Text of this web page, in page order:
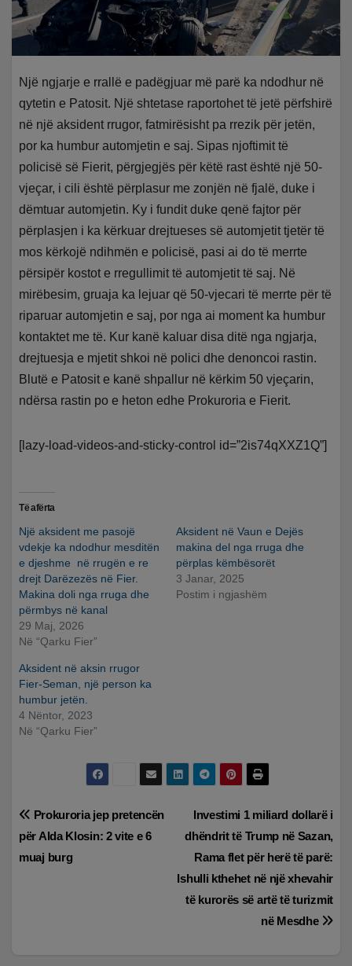
Një ngjarje e rrallë e padëgjuar më parë ka ndodhur në
qytetin e Patosit. Një shtetase raportohet të jetë përfshirë
në një aksident rrugor, fatmirësisht pa rrezik për jetën,
por ka humbur automjetin e saj. Sipas njoftimit të
policisë së Fierit, përgjegjës për këtë rast është një 50-
vjeçar, i cili është përplasur me zonjën në fjalë, duke i
dëmtuar automjetin. Ky i fundit duke qenë fajtor për
përplasjen i ka kërkuar drejtueses së automjetit tjetër të
mos kërkojë ndihmën e policisë, pasi ai do të merrte
përsipër kostot e rregullimit të automjetit të saj. Në
mirëbesim, gruaja ka lejuar që 50-vjecari të merrte për të
riparuar automjetin e saj, por nga ai moment ka humbur
kontaktet me të. Kur kanë kaluar disa ditë nga ngjarja,
drejtuesja e mjetit shkoi në polici dhe denoncoi rastin.
Blutë e Patosit e kanë shpallur në kërkim 50 vjeçarin,
ndërsa rastin po e heton edhe Prokuroria e Fierit.
[lazy-load-videos-and-sticky-control id=”2is74qXXZ1Q”]
Të afërta
Një aksident me pasojë
vdekje ka ndodhur mesditën
e djeshme në rrugën e re
drejt Darëzezës në Fier.
Makina doli nga rruga dhe
përmbys në kanal
29 Maj, 2026
Në “Qarku Fier”
Aksident në Vaun e Dejës
makina del nga rruga dhe
përplas këmbësorët
3 Janar, 2025
Postim i ngjashëm
Aksident në aksin rrugor
Fier-Seman, një person ka
humbur jetën.
4 Nëntor, 2023
Në “Qarku Fier”
Lëvizje
te
Investimi 1 miliard dollarë i
dhëndrit të Trump në Sazan,
Rama flet për herë të parë:
Ishulli kthehet në një xhevahir
të kurorës së artë të turizmit
në Mesdhe
Prokuroria jep pretencën
për Alda Klosin: 2 vite e 6
muaj burg